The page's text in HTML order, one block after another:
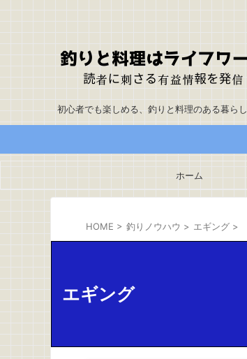
初心者でも楽しめる、釣りと料理のある暮らし
ホーム
HOME > 釣りノウハウ > エギング >
エギング